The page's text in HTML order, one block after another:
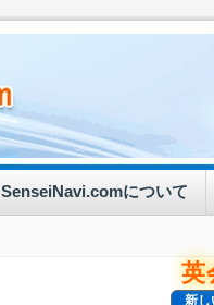
SenseiNavi.comについて
英
新し